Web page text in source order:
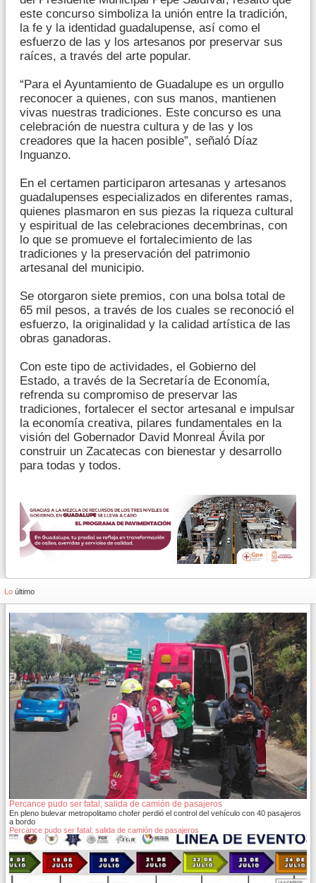
este concurso simboliza la unión entre la tradición,
la fe y la identidad guadalupense, así como el
esfuerzo de las y los artesanos por preservar sus
raíces, a través del arte popular.
“Para el Ayuntamiento de Guadalupe es un orgullo
reconocer a quienes, con sus manos, mantienen
vivas nuestras tradiciones. Este concurso es una
celebración de nuestra cultura y de las y los
creadores que la hacen posible”, señaló Díaz
Inguanzo.
En el certamen participaron artesanas y artesanos
guadalupenses especializados en diferentes ramas,
quienes plasmaron en sus piezas la riqueza cultural
y espiritual de las celebraciones decembrinas, con
lo que se promueve el fortalecimiento de las
tradiciones y la preservación del patrimonio
artesanal del municipio.
Se otorgaron siete premios, con una bolsa total de
65 mil pesos, a través de los cuales se reconoció el
esfuerzo, la originalidad y la calidad artística de las
obras ganadoras.
Con este tipo de actividades, el Gobierno del
Estado, a través de la Secretaría de Economía,
refrenda su compromiso de preservar las
tradiciones, fortalecer el sector artesanal e impulsar
la economía creativa, pilares fundamentales en la
visión del Gobernador David Monreal Ávila por
construir un Zacatecas con bienestar y desarrollo
para todas y todos.
Lo último
Percance pudo ser fatal; salida de camión de pasajeros
En pleno bulevar metropolitamo chofer perdió el control del vehículo con 40 pasajeros
a bordo
Percance pudo ser fatal; salida de camión de pasajeros